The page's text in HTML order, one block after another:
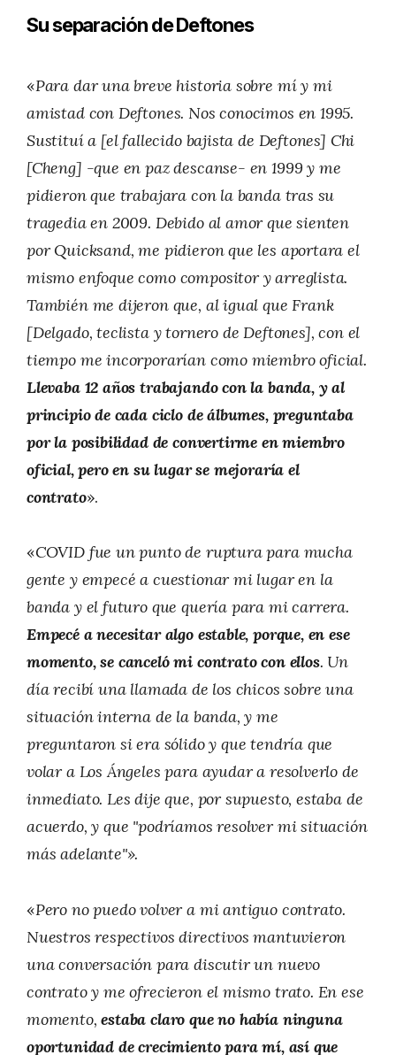
Su separación de Deftones
«Para dar una breve historia sobre mí y mi
amistad con Deftones. Nos conocimos en 1995.
Sustituí a [el fallecido bajista de Deftones] Chi
[Cheng] -que en paz descanse- en 1999 y me
pidieron que trabajara con la banda tras su
tragedia en 2009. Debido al amor que sienten
por Quicksand, me pidieron que les aportara el
mismo enfoque como compositor y arreglista.
También me dijeron que, al igual que Frank
[Delgado, teclista y tornero de Deftones], con el
tiempo me incorporarían como miembro oficial.
Llevaba 12 años trabajando con la banda, y al
principio de cada ciclo de álbumes, preguntaba
por la posibilidad de convertirme en miembro
oficial, pero en su lugar se mejoraría el
contrato».
«COVID fue un punto de ruptura para mucha
gente y empecé a cuestionar mi lugar en la
banda y el futuro que quería para mi carrera.
Empecé a necesitar algo estable, porque, en ese
momento, se canceló mi contrato con ellos. Un
día recibí una llamada de los chicos sobre una
situación interna de la banda, y me
preguntaron si era sólido y que tendría que
volar a Los Ángeles para ayudar a resolverlo de
inmediato. Les dije que, por supuesto, estaba de
acuerdo, y que "podríamos resolver mi situación
más adelante"».
«Pero no puedo volver a mi antiguo contrato.
Nuestros respectivos directivos mantuvieron
una conversación para discutir un nuevo
contrato y me ofrecieron el mismo trato. En ese
momento,estaba claro que no había ninguna
oportunidad de crecimiento para mí, así que